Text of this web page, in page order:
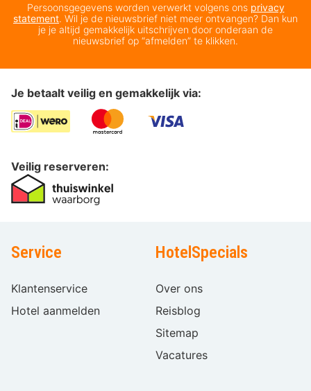
Persoonsgegevens worden verwerkt volgens ons privacy
statement. Wil je de nieuwsbrief niet meer ontvangen? Dan kun
je je altijd gemakkelijk uitschrijven door onderaan de
nieuwsbrief op “afmelden” te klikken.
Je betaalt veilig en gemakkelijk via:
Veilig reserveren:
Service
Klantenservice
Hotel aanmelden
HotelSpecials
Over ons
Reisblog
Sitemap
Vacatures